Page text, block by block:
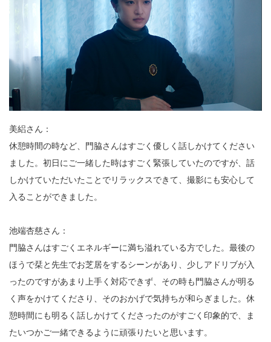
美絽さん：
休憩時間の時など、門脇さんはすごく優しく話しかけてください
ました。初日にご一緒した時はすごく緊張していたのですが、話
しかけていただいたことでリラックスできて、撮影にも安心して
入ることができました。
池端杏慈さん：
門脇さんはすごくエネルギーに満ち溢れている方でした。最後の
ほうで栞と先生でお芝居をするシーンがあり、少しアドリブが入
ったのですがあまり上手く対応できず、その時も門脇さんが明る
く声をかけてくださり、そのおかげで気持ちが和らぎました。休
憩時間にも明るく話しかけてくださったのがすごく印象的で、ま
たいつかご一緒できるように頑張りたいと思います。